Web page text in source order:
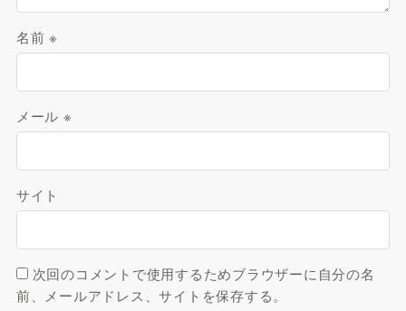
名前※
メール ※
サイト
次回のコメントで使用するためブラウザーに自分の名
前、メールアドレス、サイトを保存する。